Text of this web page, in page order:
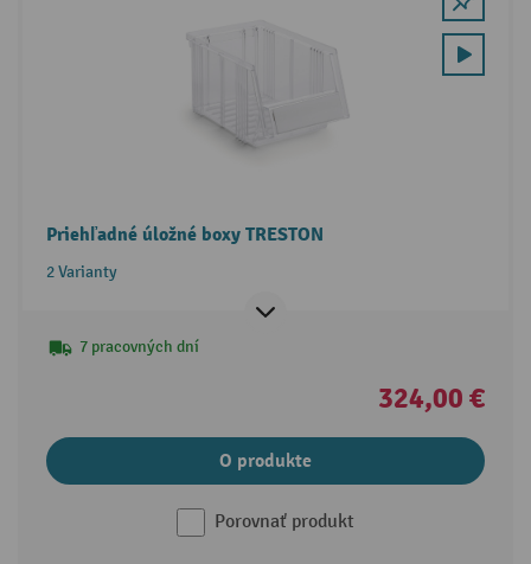
Priehľadné úložné boxy TRESTON
2 Varianty
7 pracovných dní
324,00 €
O produkte
Porovnať produkt